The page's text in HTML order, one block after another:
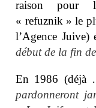
raison pour
« refuznik » le
l’Agence
début de la fin de
En 1986
pardonneront